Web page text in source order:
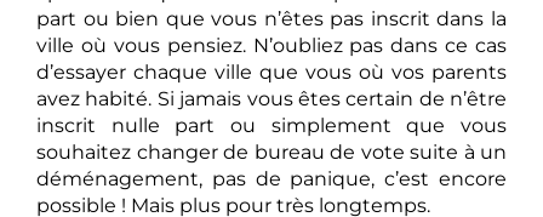
part ou bien que vous n’êtes pas inscrit dans la
ville où vous pensiez. N’oubliez pas dans ce cas
d’essayer chaque ville que vous où vos parents
avez habité. Si jamais vous êtes certain de n’être
inscrit nulle part ou simplement que vous
souhaitez changer de bureau de vote suite à un
déménagement, pas de panique, c’est encore
possible ! Mais plus pour très longtemps.